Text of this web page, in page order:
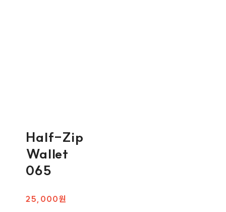
Half-Zip
Wallet
065
25,000원